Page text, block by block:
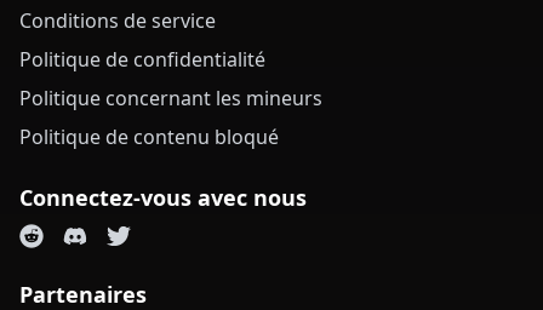
Conditions de service
Politique de confidentialité
Politique concernant les mineurs
Politique de contenu bloqué
Connectez-vous avec nous
Partenaires